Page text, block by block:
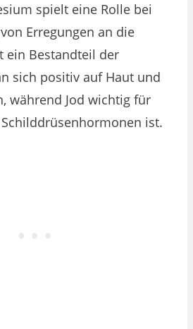
spielt eine Rolle bei
Erregungen an die
ein Bestandteil der
sich positiv auf Haut und
während Jod wichtig für
ist.